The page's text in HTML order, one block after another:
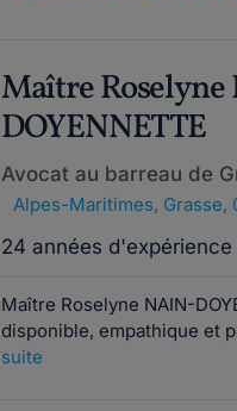
Maître
DOYENNETTE
Avocat au barreau de
Alpes-Maritimes, Grasse,
24 années d'expérience
Maître Roselyne NAIN-
disponible, empathique et
suite